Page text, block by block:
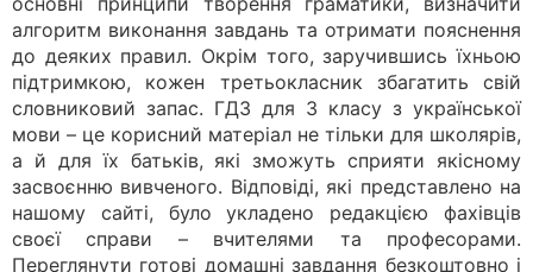
алгоритм виконання завдань та отримати пояснення
до деяких правил. Окрім того, заручившись їхньою
підтримкою, кожен третьокласник збагатить свій
словниковий запас. ГДЗ для 3 класу з української
мови – це корисний матеріал не тільки для школярів,
а й для їх батьків, які зможуть сприяти якісному
засвоєнню вивченого. Відповіді, які представлено на
нашому сайті, було укладено редакцією фахівців
своєї справи – вчителями та професорами.
Переглянути готові домашні завдання безкоштовно і